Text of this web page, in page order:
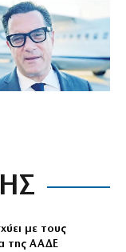
με τους
της ΑΑΔΕ